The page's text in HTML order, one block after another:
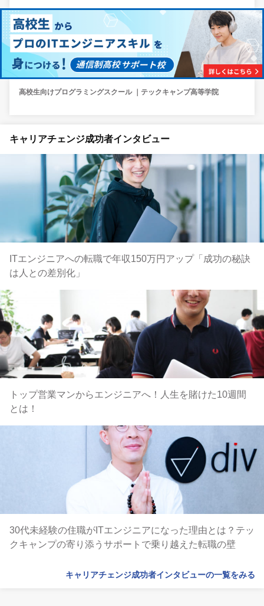
高校生向けプログラミングスクール ｜テックキャンプ高等学院
キャリアチェンジ成功者インタビュー
ITエンジニアへの転職で年収150万円アップ「成功の秘訣
は人との差別化」
トップ営業マンからエンジニアへ！人生を賭けた10週間
とは！
30代未経験の住職がITエンジニアになった理由とは？テッ
クキャンプの寄り添うサポートで乗り越えた転職の壁
キャリアチェンジ成功者インタビューの一覧をみる